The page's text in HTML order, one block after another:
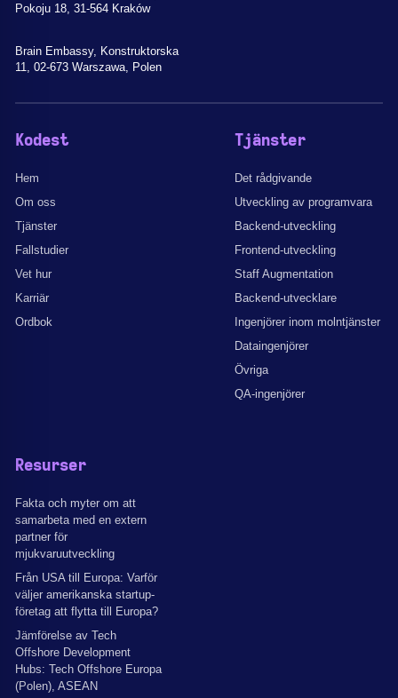
Pokoju 18, 31-564 Kraków
Brain Embassy, Konstruktorska
11, 02-673 Warszawa, Polen
Kodest
Hem
Om oss
Tjänster
Fallstudier
Vet hur
Karriär
Ordbok
Tjänster
Det rådgivande
Utveckling av programvara
Backend-utveckling
Frontend-utveckling
Staff Augmentation
Backend-utvecklare
Ingenjörer inom molntjänster
Dataingenjörer
Övriga
QA-ingenjörer
Resurser
Fakta och myter om att
samarbeta med en extern
partner för
mjukvaruutveckling
Från USA till Europa: Varför
väljer amerikanska startup-
företag att flytta till Europa?
Jämförelse av Tech
Offshore Development
Hubs: Tech Offshore Europa
(Polen), ASEAN